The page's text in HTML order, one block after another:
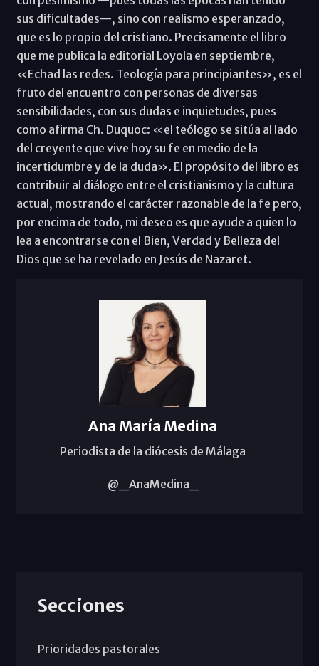
sus dificultades—, sino con realismo esperanzado,
que es lo propio del cristiano. Precisamente el libro
que me publica la editorial Loyola en septiembre,
«Echad las redes. Teología para principiantes», es el
fruto del encuentro con personas de diversas
sensibilidades, con sus dudas e inquietudes, pues
como afirma Ch. Duquoc: «el teólogo se sitúa al lado
del creyente que vive hoy su fe en medio de la
incertidumbre y de la duda». El propósito del libro es
contribuir al diálogo entre el cristianismo y la cultura
actual, mostrando el carácter razonable de la fe pero,
por encima de todo, mi deseo es que ayude a quien lo
lea a encontrarse con el Bien, Verdad y Belleza del
Dios que se ha revelado en Jesús de Nazaret.
Ana María Medina
Periodista de la diócesis de Málaga
@_AnaMedina_
Secciones
Prioridades pastorales